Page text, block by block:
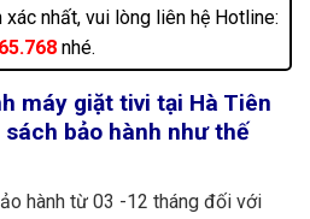
200.000đ – 350.000đ
2.000.000đ
150.000đ
10.000đ
10.000đ
xác nhất, vui lòng liên hệ Hotline:
nhé.
máy giặt tivi tại Hà Tiên
bảo hành như thế
hành từ 03 -12 tháng đối với